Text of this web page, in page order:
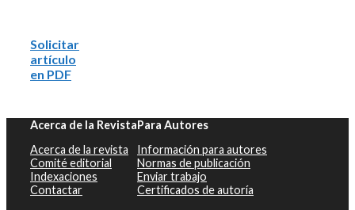
Solicitar
artículo
en PDF
Acerca de la Revista
Acerca de la revista
Comité editorial
Indexaciones
Contactar
Para Autores
Información para autores
Normas de publicación
Enviar trabajo
Certificados de autoría